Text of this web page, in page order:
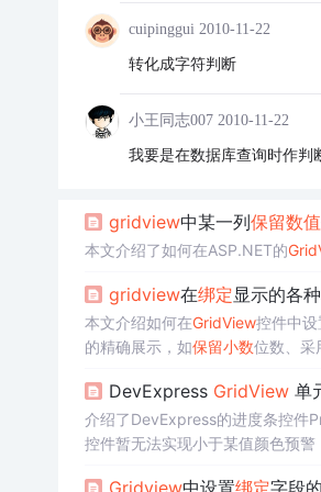
cuipinggui 2010-11-22
转化成字符判断
小王同志007 2010-11-22
我要是在数据库查询时作判
gridview中某一列保留数值
本文介绍了如何在ASP.NET的
gridview在绑定显示的各
本文介绍如何在GridView控件中
的精确展示，如保留小数位数、采
DevExpress GridView单
介绍了DevExpress的进度条控件
控件暂无法实现小于某值颜色预警
Gridview中设置绑定字段